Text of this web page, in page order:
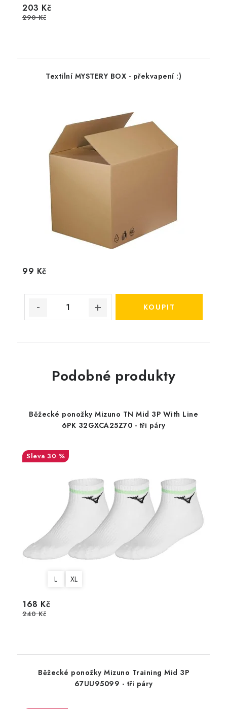
203 Kč
290 Kč
Textilní MYSTERY BOX - překvapení :)
99 Kč
Podobné produkty
Běžecké ponožky Mizuno TN Mid 3P With Line
6PK 32GXCA25Z70 - tři páry
30 %
L XL
168 Kč
240 Kč
Běžecké ponožky Mizuno Training Mid 3P
67UU95099 - tři páry